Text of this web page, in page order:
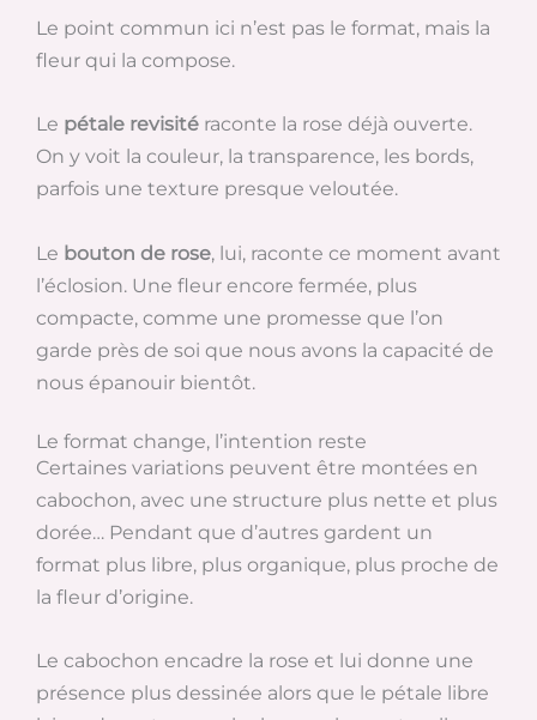
Le point commun ici n’est pas le format, mais la
fleur qui la compose.
Le pétale revisité raconte la rose déjà ouverte.
On y voit la couleur, la transparence, les bords,
parfois une texture presque veloutée.
Le bouton de rose, lui, raconte ce moment avant
l’éclosion. Une fleur encore fermée, plus
compacte, comme une promesse que l’on
garde près de soi que nous avons la capacité de
nous épanouir bientôt.
Le format change, l’intention reste
Certaines variations peuvent être montées en
cabochon, avec une structure plus nette et plus
dorée… Pendant que d’autres gardent un
format plus libre, plus organique, plus proche de
la fleur d’origine.
Le cabochon encadre la rose et lui donne une
présence plus dessinée alors que le pétale libre